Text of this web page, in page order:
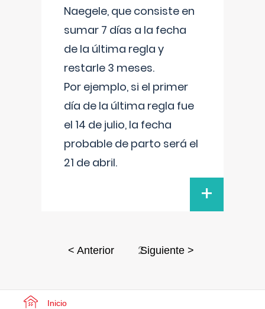
Naegele, que consiste en
sumar 7 días a la fecha
de la última regla y
restarle 3 meses.
Por ejemplo, si el primer
día de la última regla fue
el 14 de julio, la fecha
probable de parto será el
21 de abril.
+
< Anterior 2Siguiente >
Inicio